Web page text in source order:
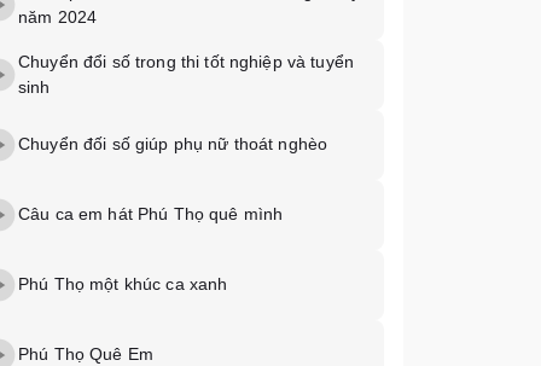
năm 2024
Chuyển đổi số trong thi tốt nghiệp và tuyển
sinh
Chuyển đối số giúp phụ nữ thoát nghèo
Câu ca em hát Phú Thọ quê mình
Phú Thọ một khúc ca xanh
Phú Thọ Quê Em